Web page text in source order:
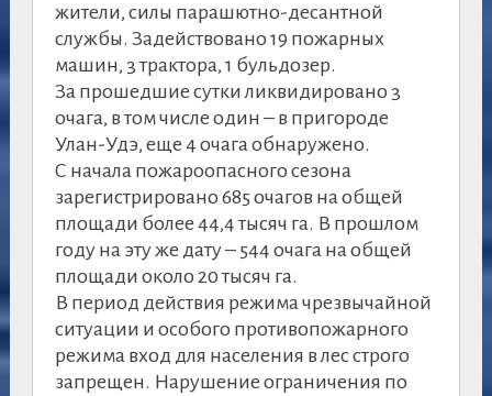
жители, силы парашютно-десантной
службы. Задействовано 19 пожарных
машин, 3 трактора, 1 бульдозер.
За прошедшие сутки ликвидировано 3
очага, в том числе один – в пригороде
Улан-Удэ, еще 4 очага обнаружено.
С начала пожароопасного сезона
зарегистрировано 685 очагов на общей
площади более 44,4 тысяч га. В прошлом
году на эту же дату – 544 очага на общей
площади около 20 тысяч га.
В период действия режима чрезвычайной
ситуации и особого противопожарного
режима вход для населения в лес строго
запрещен. Нарушение ограничения по